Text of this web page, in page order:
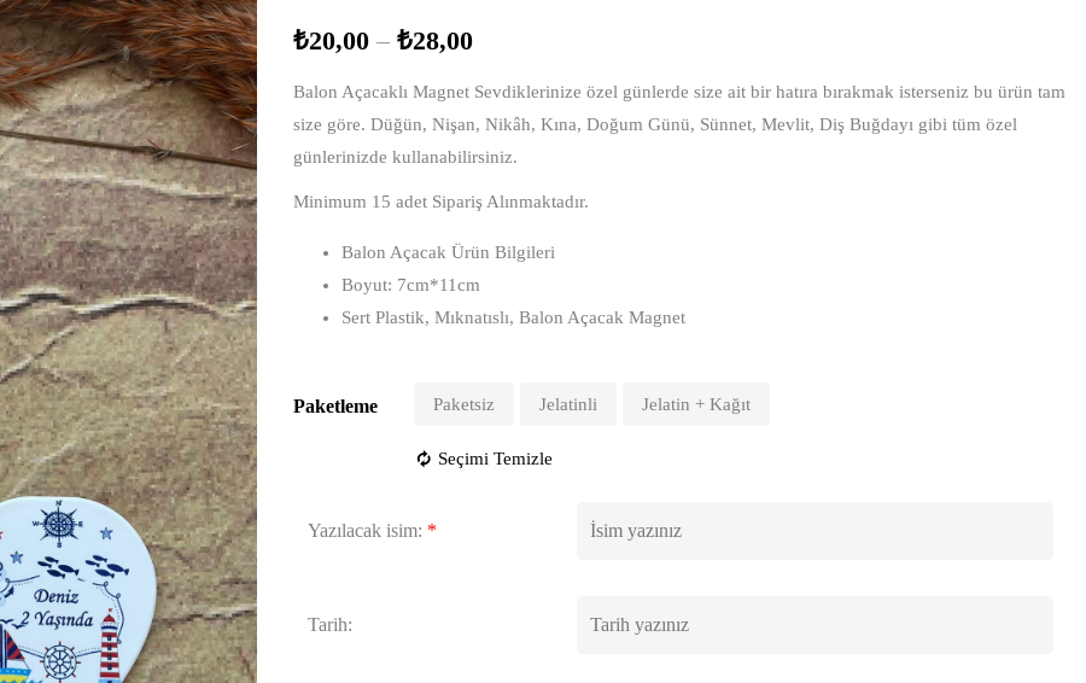
₺20,00 – ₺28,00
Balon Açacaklı Magnet Sevdiklerinize özel günlerde size ait bir hatıra bırakmak isterseniz bu ürün tam
size göre. Düğün, Nişan, Nikâh, Kına, Doğum Günü, Sünnet, Mevlit, Diş Buğdayı gibi tüm özel
günlerinizde kullanabilirsiniz.
Minimum 15 adet Sipariş Alınmaktadır.
Balon Açacak Ürün Bilgileri
Boyut: 7cm*11cm
Sert Plastik, Mıknatıslı, Balon Açacak Magnet
Paketleme Paketsiz Jelatinli Jelatin + Kağıt
Seçimi Temizle
Yazılacak isim: *
Tarih: